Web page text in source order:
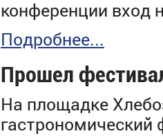
конференции вход
Подробнее...
Прошел
На площадке